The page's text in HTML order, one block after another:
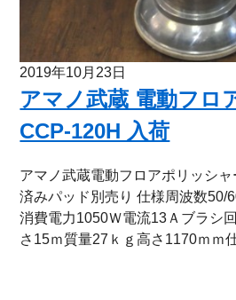
2019年10月23日
アマノ武蔵 電動フロ
CCP-120H 入荷
アマノ武蔵電動フロアポリッシ
済みパッド別売り 仕様周波数50/
消費電力1050Ｗ電流13Ａブラシ
さ15ｍ質量27ｋｇ高さ1170ｍｍ